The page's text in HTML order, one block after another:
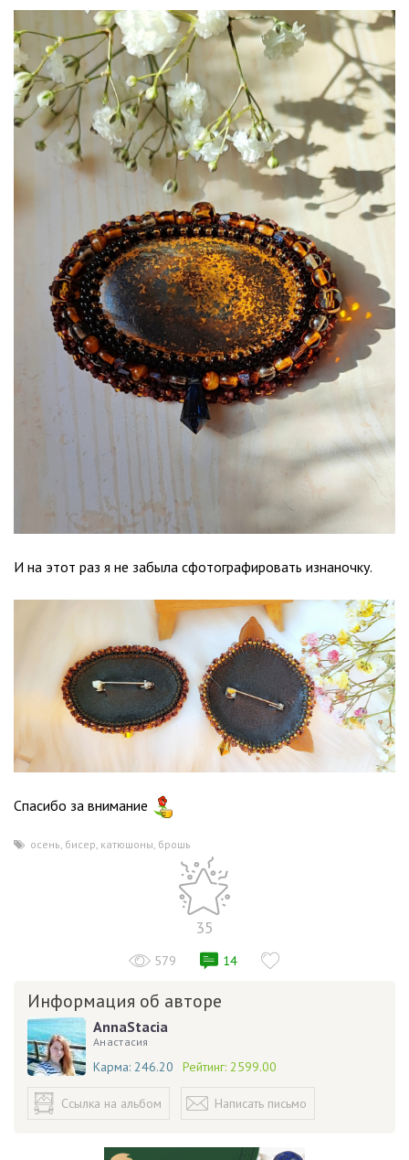
И на этот раз я не забыла сфотографировать изнаночку.
Спасибо за внимание
осень, бисер, катюшоны, брошь
35
579 14
Информация об авторе
AnnaStacia
Анастасия
Карма: 246.20 Рейтинг: 2599.00
Ссылка на альбом Написать письмо